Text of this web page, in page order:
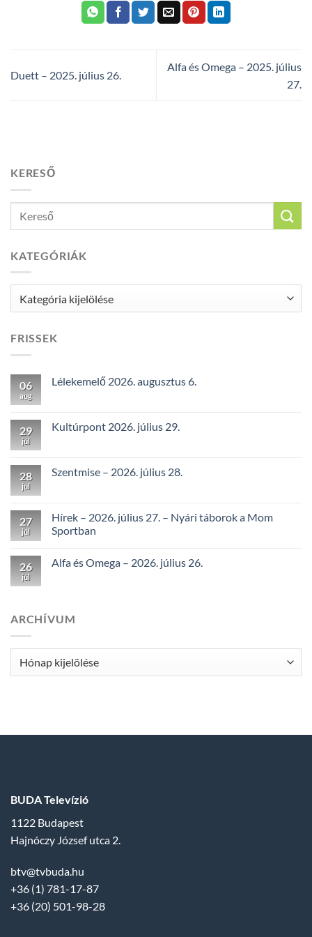
Duett – 2025. július 26.
Alfa és Omega – 2025. július
27.
KERESŐ
KATEGÓRIÁK
FRISSEK
06
aug
Lélekemelő 2026. augusztus 6.
29
júl
Kultúrpont 2026. július 29.
28
júl
Szentmise – 2026. július 28.
27
júl
Hírek – 2026. július 27. – Nyári táborok a Mom
Sportban
26
júl
Alfa és Omega – 2026. július 26.
ARCHÍVUM
Archívum
BUDA Televízió
1122 Budapest
Hajnóczy József utca 2.
btv@tvbuda.hu
+36 (1) 781-17-87
+36 (20) 501-98-28